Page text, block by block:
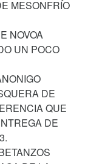
MESONFRÍO
NOVOA
UN POCO
DE
QUE
DE